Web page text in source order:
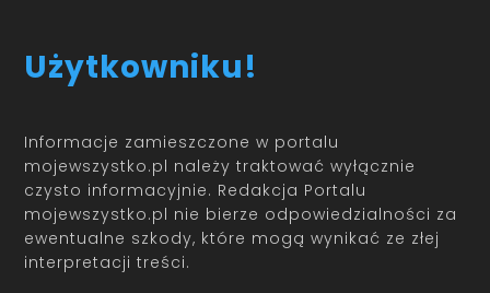
Użytkowniku!
Informacje zamieszczone w portalu
mojewszystko.pl należy traktować wyłącznie
czysto informacyjnie. Redakcja Portalu
mojewszystko.pl nie bierze odpowiedzialności za
ewentualne szkody, które mogą wynikać ze złej
interpretacji treści.